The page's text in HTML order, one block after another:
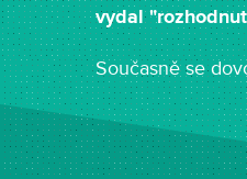
vydal
Současně se